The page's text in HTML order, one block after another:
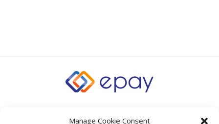
Manage Cookie Consent